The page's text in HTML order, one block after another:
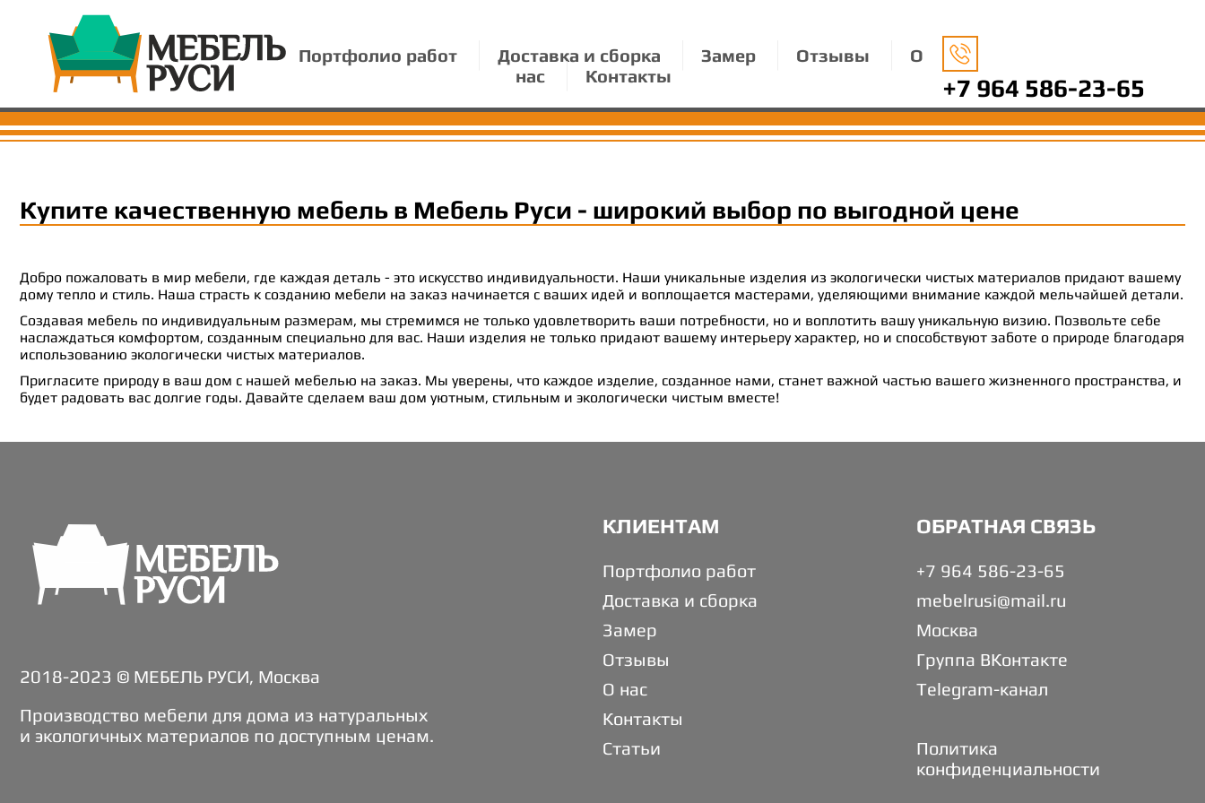
Портфолио работ Доставка и сборка Замер Отзывы
О
нас
Контакты +7 964 586-23-65
Купите качественную мебель в Мебель Руси - широкий выбор по выгодной цене
Добро пожаловать в мир мебели, где каждая деталь - это искусство индивидуальности. Наши уникальные изделия из экологически чистых материалов придают вашему
дому тепло и стиль. Наша страсть к созданию мебели на заказ начинается с ваших идей и воплощается мастерами, уделяющими внимание каждой мельчайшей детали.
Создавая мебель по индивидуальным размерам, мы стремимся не только удовлетворить ваши потребности, но и воплотить вашу уникальную визию. Позвольте себе
наслаждаться комфортом, созданным специально для вас. Наши изделия не только придают вашему интерьеру характер, но и способствуют заботе о природе благодаря
использованию экологически чистых материалов.
Пригласите природу в ваш дом с нашей мебелью на заказ. Мы уверены, что каждое изделие, созданное нами, станет важной частью вашего жизненного пространства, и
будет радовать вас долгие годы. Давайте сделаем ваш дом уютным, стильным и экологически чистым вместе!
2018-2023 © МЕБЕЛЬ РУСИ, Москва
Производство мебели для дома из натуральных
и экологичных материалов по доступным ценам.
КЛИЕНТАМ
Портфолио работ
Доставка и сборка
Замер
Отзывы
О нас
Контакты
Статьи
ОБРАТНАЯ СВЯЗЬ
+7 964 586-23-65
mebelrusi@mail.ru
Москва
Группа ВКонтакте
Telegram-канал
Политика
конфиденциальности